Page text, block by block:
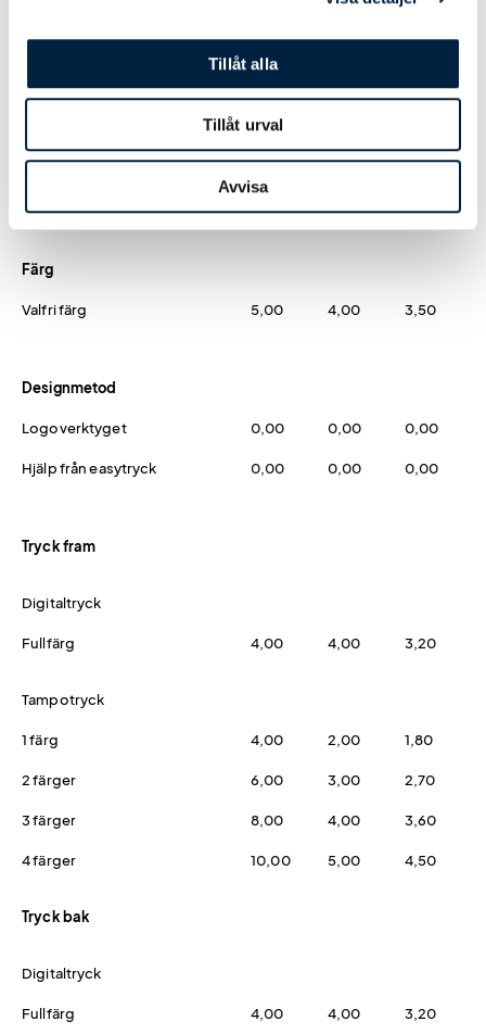
Tillåt alla
Tillåt urval
Avvisa
70,00
USB-minne Boss - 32 GB 81,00 77,00 72,00
119,00
Färg
Valfri färg 5,00 4,00 3,50
Designmetod
Logoverktyget 0,00 0,00 0,00
Hjälp från easytryck 0,00 0,00 0,00
Tryck fram
Digitaltryck
Fullfärg 4,00 4,00 3,20
Tampotryck
1 färg 4,00 2,00 1,80
2 färger 6,00 3,00 2,70
3 färger 8,00 4,00 3,60
4 färger 10,00 5,00 4,50
Tryck bak
Digitaltryck
Fullfärg 4,00 4,00 3,20